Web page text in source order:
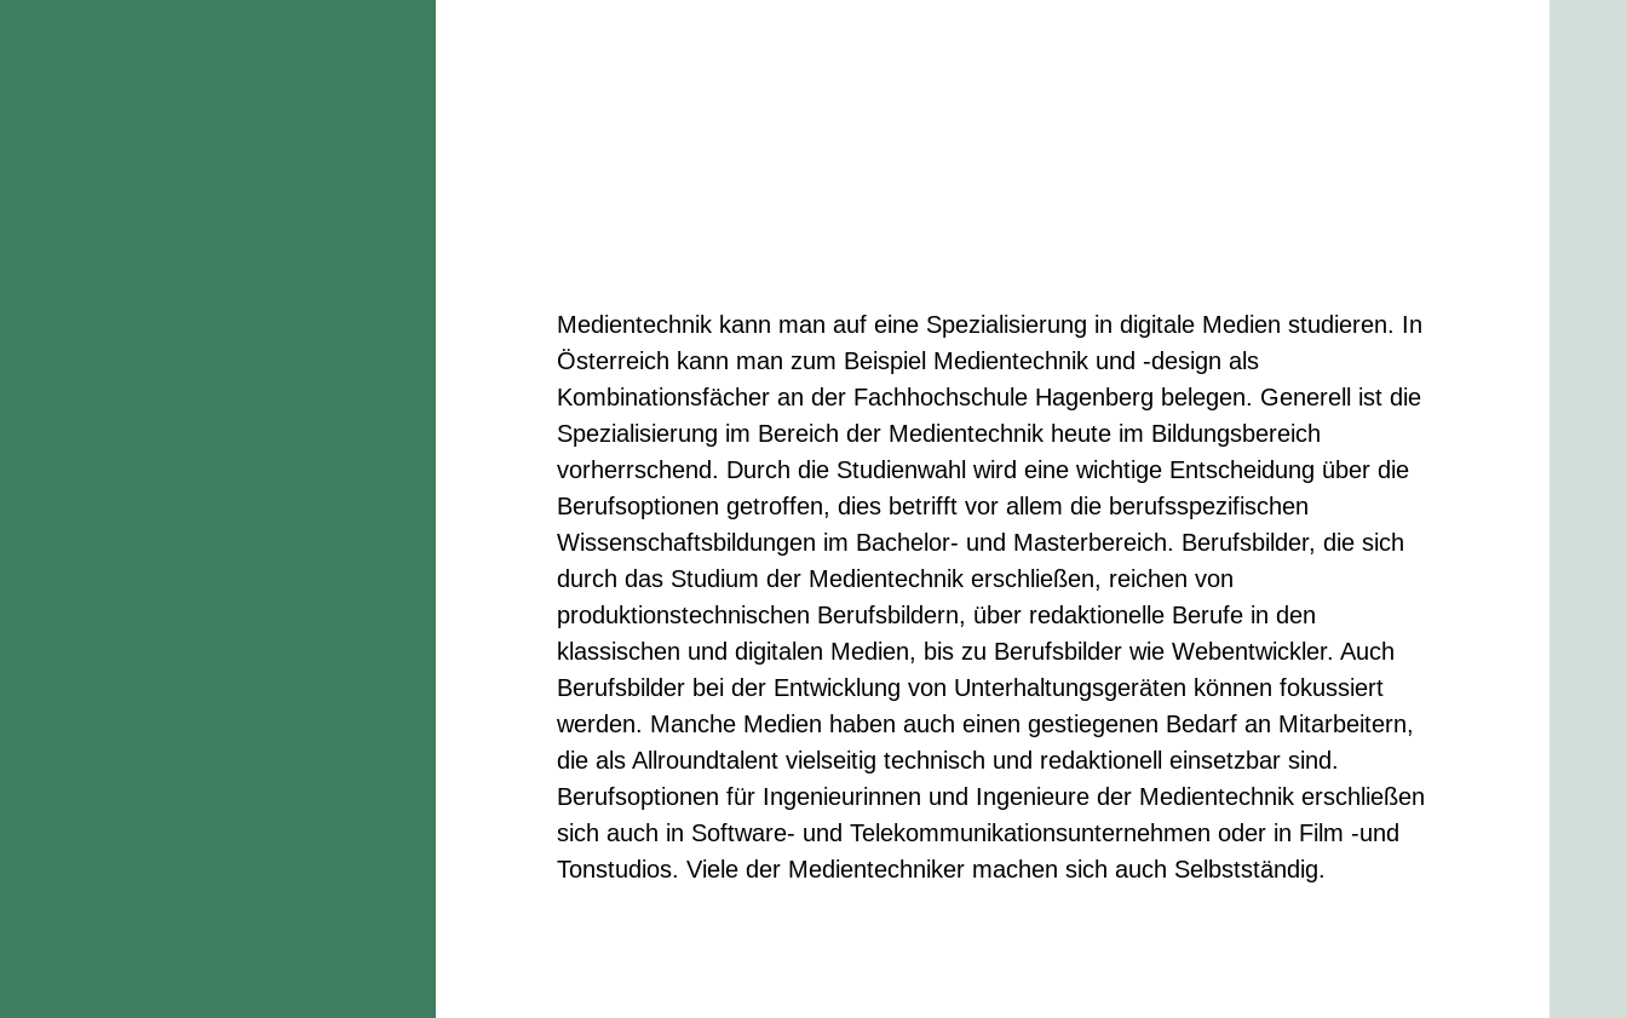
Medientechnik kann man auf eine Spezialisierung in digitale Medien studieren. In
Österreich kann man zum Beispiel Medientechnik und -design als
Kombinationsfächer an der Fachhochschule Hagenberg belegen. Generell ist die
Spezialisierung im Bereich der Medientechnik heute im Bildungsbereich
vorherrschend. Durch die Studienwahl wird eine wichtige Entscheidung über die
Berufsoptionen getroffen, dies betrifft vor allem die berufsspezifischen
Wissenschaftsbildungen im Bachelor- und Masterbereich. Berufsbilder, die sich
durch das Studium der Medientechnik erschließen, reichen von
produktionstechnischen Berufsbildern, über redaktionelle Berufe in den
klassischen und digitalen Medien, bis zu Berufsbilder wie Webentwickler. Auch
Berufsbilder bei der Entwicklung von Unterhaltungsgeräten können fokussiert
werden. Manche Medien haben auch einen gestiegenen Bedarf an Mitarbeitern,
die als Allroundtalent vielseitig technisch und redaktionell einsetzbar sind.
Berufsoptionen für Ingenieurinnen und Ingenieure der Medientechnik erschließen
sich auch in Software- und Telekommunikationsunternehmen oder in Film -und
Tonstudios. Viele der Medientechniker machen sich auch Selbstständig.